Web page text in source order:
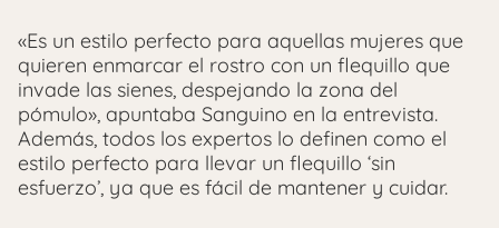
«Es un estilo perfecto para aquellas mujeres que
quieren enmarcar el rostro con un flequillo que
invade las sienes, despejando la zona del
pómulo», apuntaba Sanguino en la entrevista.
Además, todos los expertos lo definen como el
estilo perfecto para llevar un flequillo ‘sin
esfuerzo’, ya que es fácil de mantener y cuidar.